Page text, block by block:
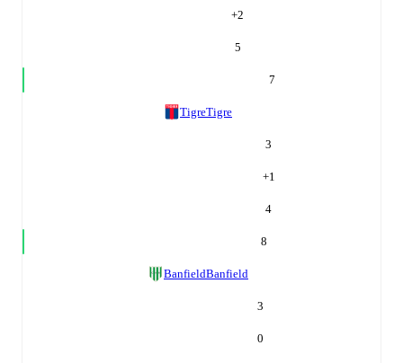
+2
5
7
TigreTigre
3
+1
4
8
BanfieldBanfield
3
0